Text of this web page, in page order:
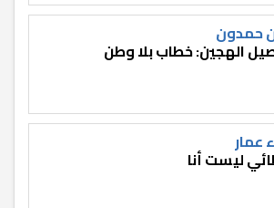
حمدون
الهجين: خطاب بلا وطن
عمار
ليست أنا